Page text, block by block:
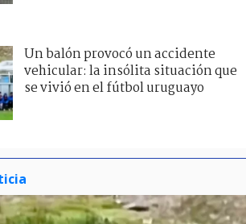
Un balón provocó un accidente
vehicular: la insólita situación que
se vivió en el fútbol uruguayo